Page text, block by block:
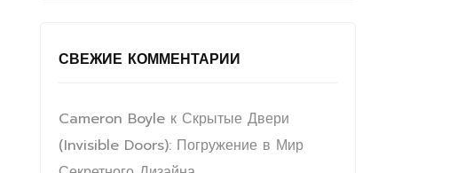
СВЕЖИЕ КОММЕНТАРИИ
Cameron Boyle к Скрытые Двери
(Invisible Doors): Погружение в Мир